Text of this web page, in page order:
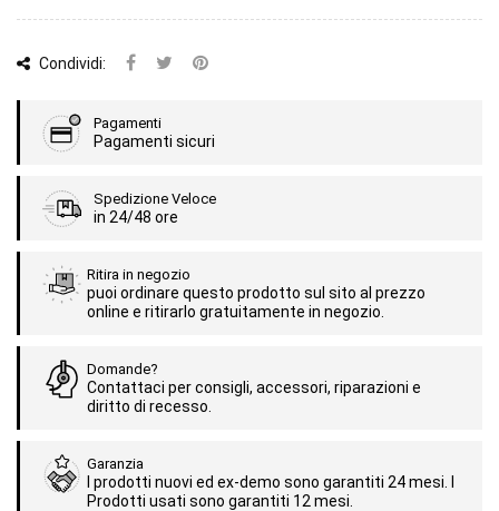
Condividi:
Pagamenti
Pagamenti sicuri
Spedizione Veloce
in 24/48 ore
Ritira in negozio
puoi ordinare questo prodotto sul sito al prezzo
online e ritirarlo gratuitamente in negozio.
Domande?
Contattaci per consigli, accessori, riparazioni e
diritto di recesso.
Garanzia
I prodotti nuovi ed ex-demo sono garantiti 24 mesi. I
Prodotti usati sono garantiti 12 mesi.